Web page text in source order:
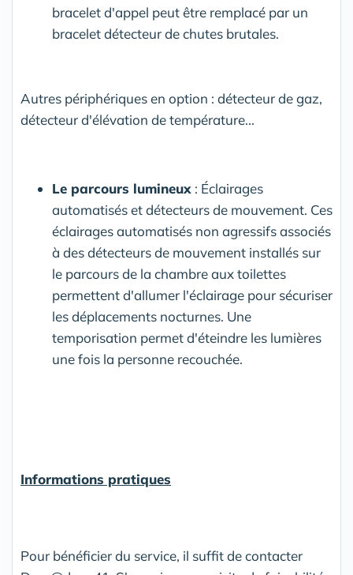
bracelet d'appel peut être remplacé par un
bracelet détecteur de chutes brutales.
Autres périphériques en option : détecteur de gaz,
détecteur d'élévation de température...
Le parcours lumineux : Éclairages
automatisés et détecteurs de mouvement. Ces
éclairages automatisés non agressifs associés
à des détecteurs de mouvement installés sur
le parcours de la chambre aux toilettes
permettent d'allumer l'éclairage pour sécuriser
les déplacements nocturnes. Une
temporisation permet d'éteindre les lumières
une fois la personne recouchée.
Informations pratiques
Pour bénéficier du service, il suffit de contacter